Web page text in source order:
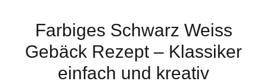
Farbiges Schwarz Weiss
Gebäck Rezept – Klassiker
einfach und kreativ